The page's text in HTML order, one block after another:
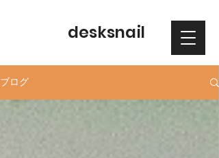
desksnail
ブログ